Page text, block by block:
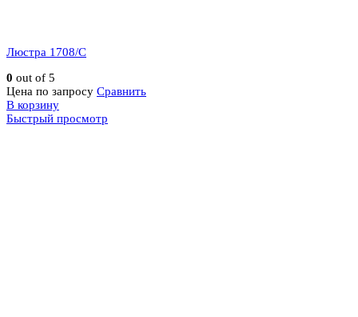
Люстра 1708/C
0 out of 5
Цена по запросу Сравнить
В корзину
Быстрый просмотр